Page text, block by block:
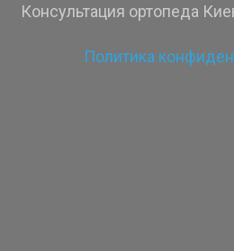
Консультация ортопеда
Политика